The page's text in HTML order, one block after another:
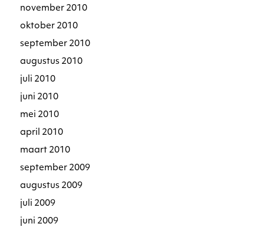
november 2010
oktober 2010
september 2010
augustus 2010
juli 2010
juni 2010
mei 2010
april 2010
maart 2010
september 2009
augustus 2009
juli 2009
juni 2009